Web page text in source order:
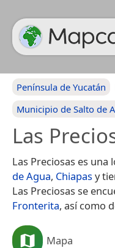
Península de Yucatán
Municipio de Salto de
Las
Las Preciosas es una
de Agua, Chiapasy
Las Preciosas se
Fronterita, así como
Mapa